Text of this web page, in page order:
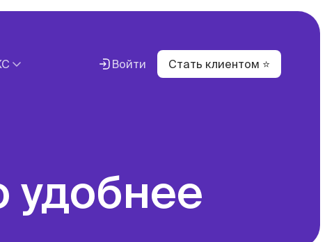
Войти Стать клиентом ⭐
удобнее